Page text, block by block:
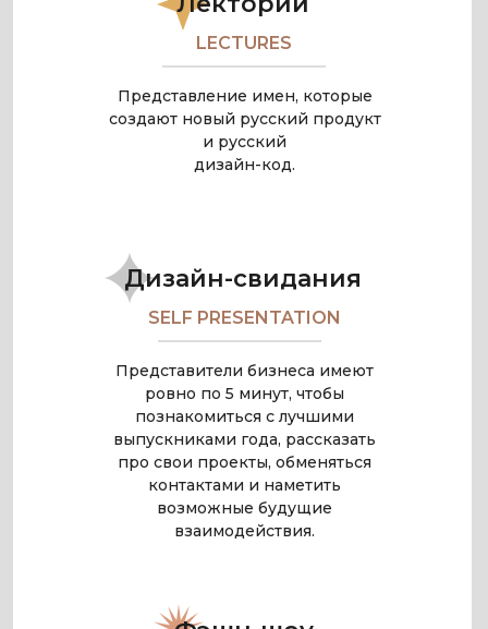
Представление имен, которые
создают новый русский продукт
и русский
дизайн-код.
Представители бизнеса имеют
ровно по 5 минут, чтобы
познакомиться с лучшими
выпускниками года, рассказать
про свои проекты, обменяться
контактами и наметить
возможные будущие
взаимодействия.
Дизайн-свидания
LECTURES
SELF PRESENTATION